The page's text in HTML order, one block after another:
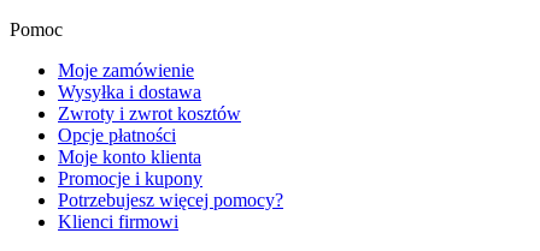
Pomoc
Moje zamówienie
Wysyłka i dostawa
Zwroty i zwrot kosztów
Opcje płatności
Moje konto klienta
Promocje i kupony
Potrzebujesz więcej pomocy?
Klienci firmowi